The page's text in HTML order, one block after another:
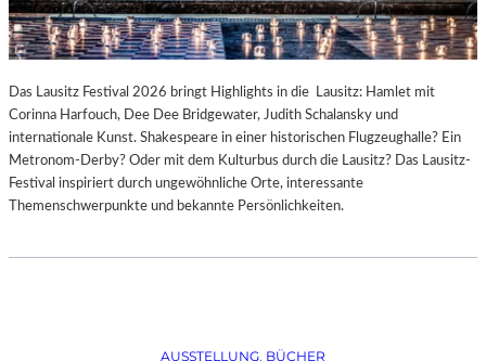
Das Lausitz Festival 2026 bringt Highlights in die Lausitz: Hamlet mit
Corinna Harfouch, Dee Dee Bridgewater, Judith Schalansky und
internationale Kunst. Shakespeare in einer historischen Flugzeughalle? Ein
Metronom-Derby? Oder mit dem Kulturbus durch die Lausitz? Das Lausitz-
Festival inspiriert durch ungewöhnliche Orte, interessante
Themenschwerpunkte und bekannte Persönlichkeiten.
AUSSTELLUNG, BÜCHER